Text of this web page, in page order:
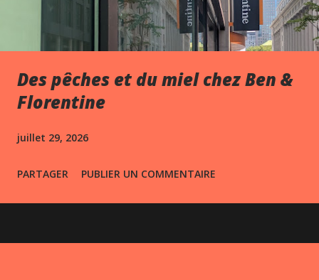
Des pêches et du miel chez Ben &
Florentine
juillet 29, 2026
PARTAGER PUBLIER UN COMMENTAIRE